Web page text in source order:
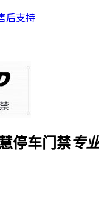
后支持
停车门禁专